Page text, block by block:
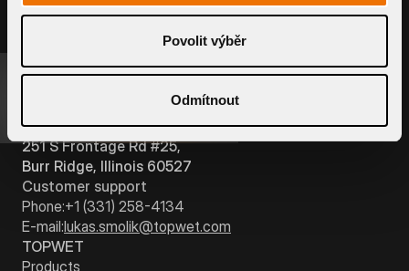
Povolit výběr
Odmítnout
INQUIRE PRODUCT
TOPWET Inc.
251 S Frontage Rd #25,
Burr Ridge, Illinois 60527
Customer support
Phone:+1 (331) 258-4134
E-mail:lukas.smolik@topwet.com
TOPWET
Products